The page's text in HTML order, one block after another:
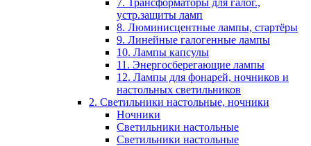
7. Трансформаторы для галог.,
устр.защиты ламп
8. Люминисцентные лампы, стартёры
9. Линейные галогенные лампы
10. Лампы капсулы
11. Энергосберегающие лампы
12. Лампы для фонарей, ночников и
настольных светильников
2. Светильники настольные, ночники
Ночники
Светильники настольные
Светильники настольные